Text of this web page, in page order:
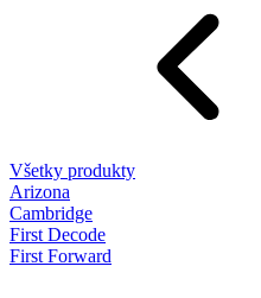
Všetky produkty
Arizona
Cambridge
First Decode
First Forward